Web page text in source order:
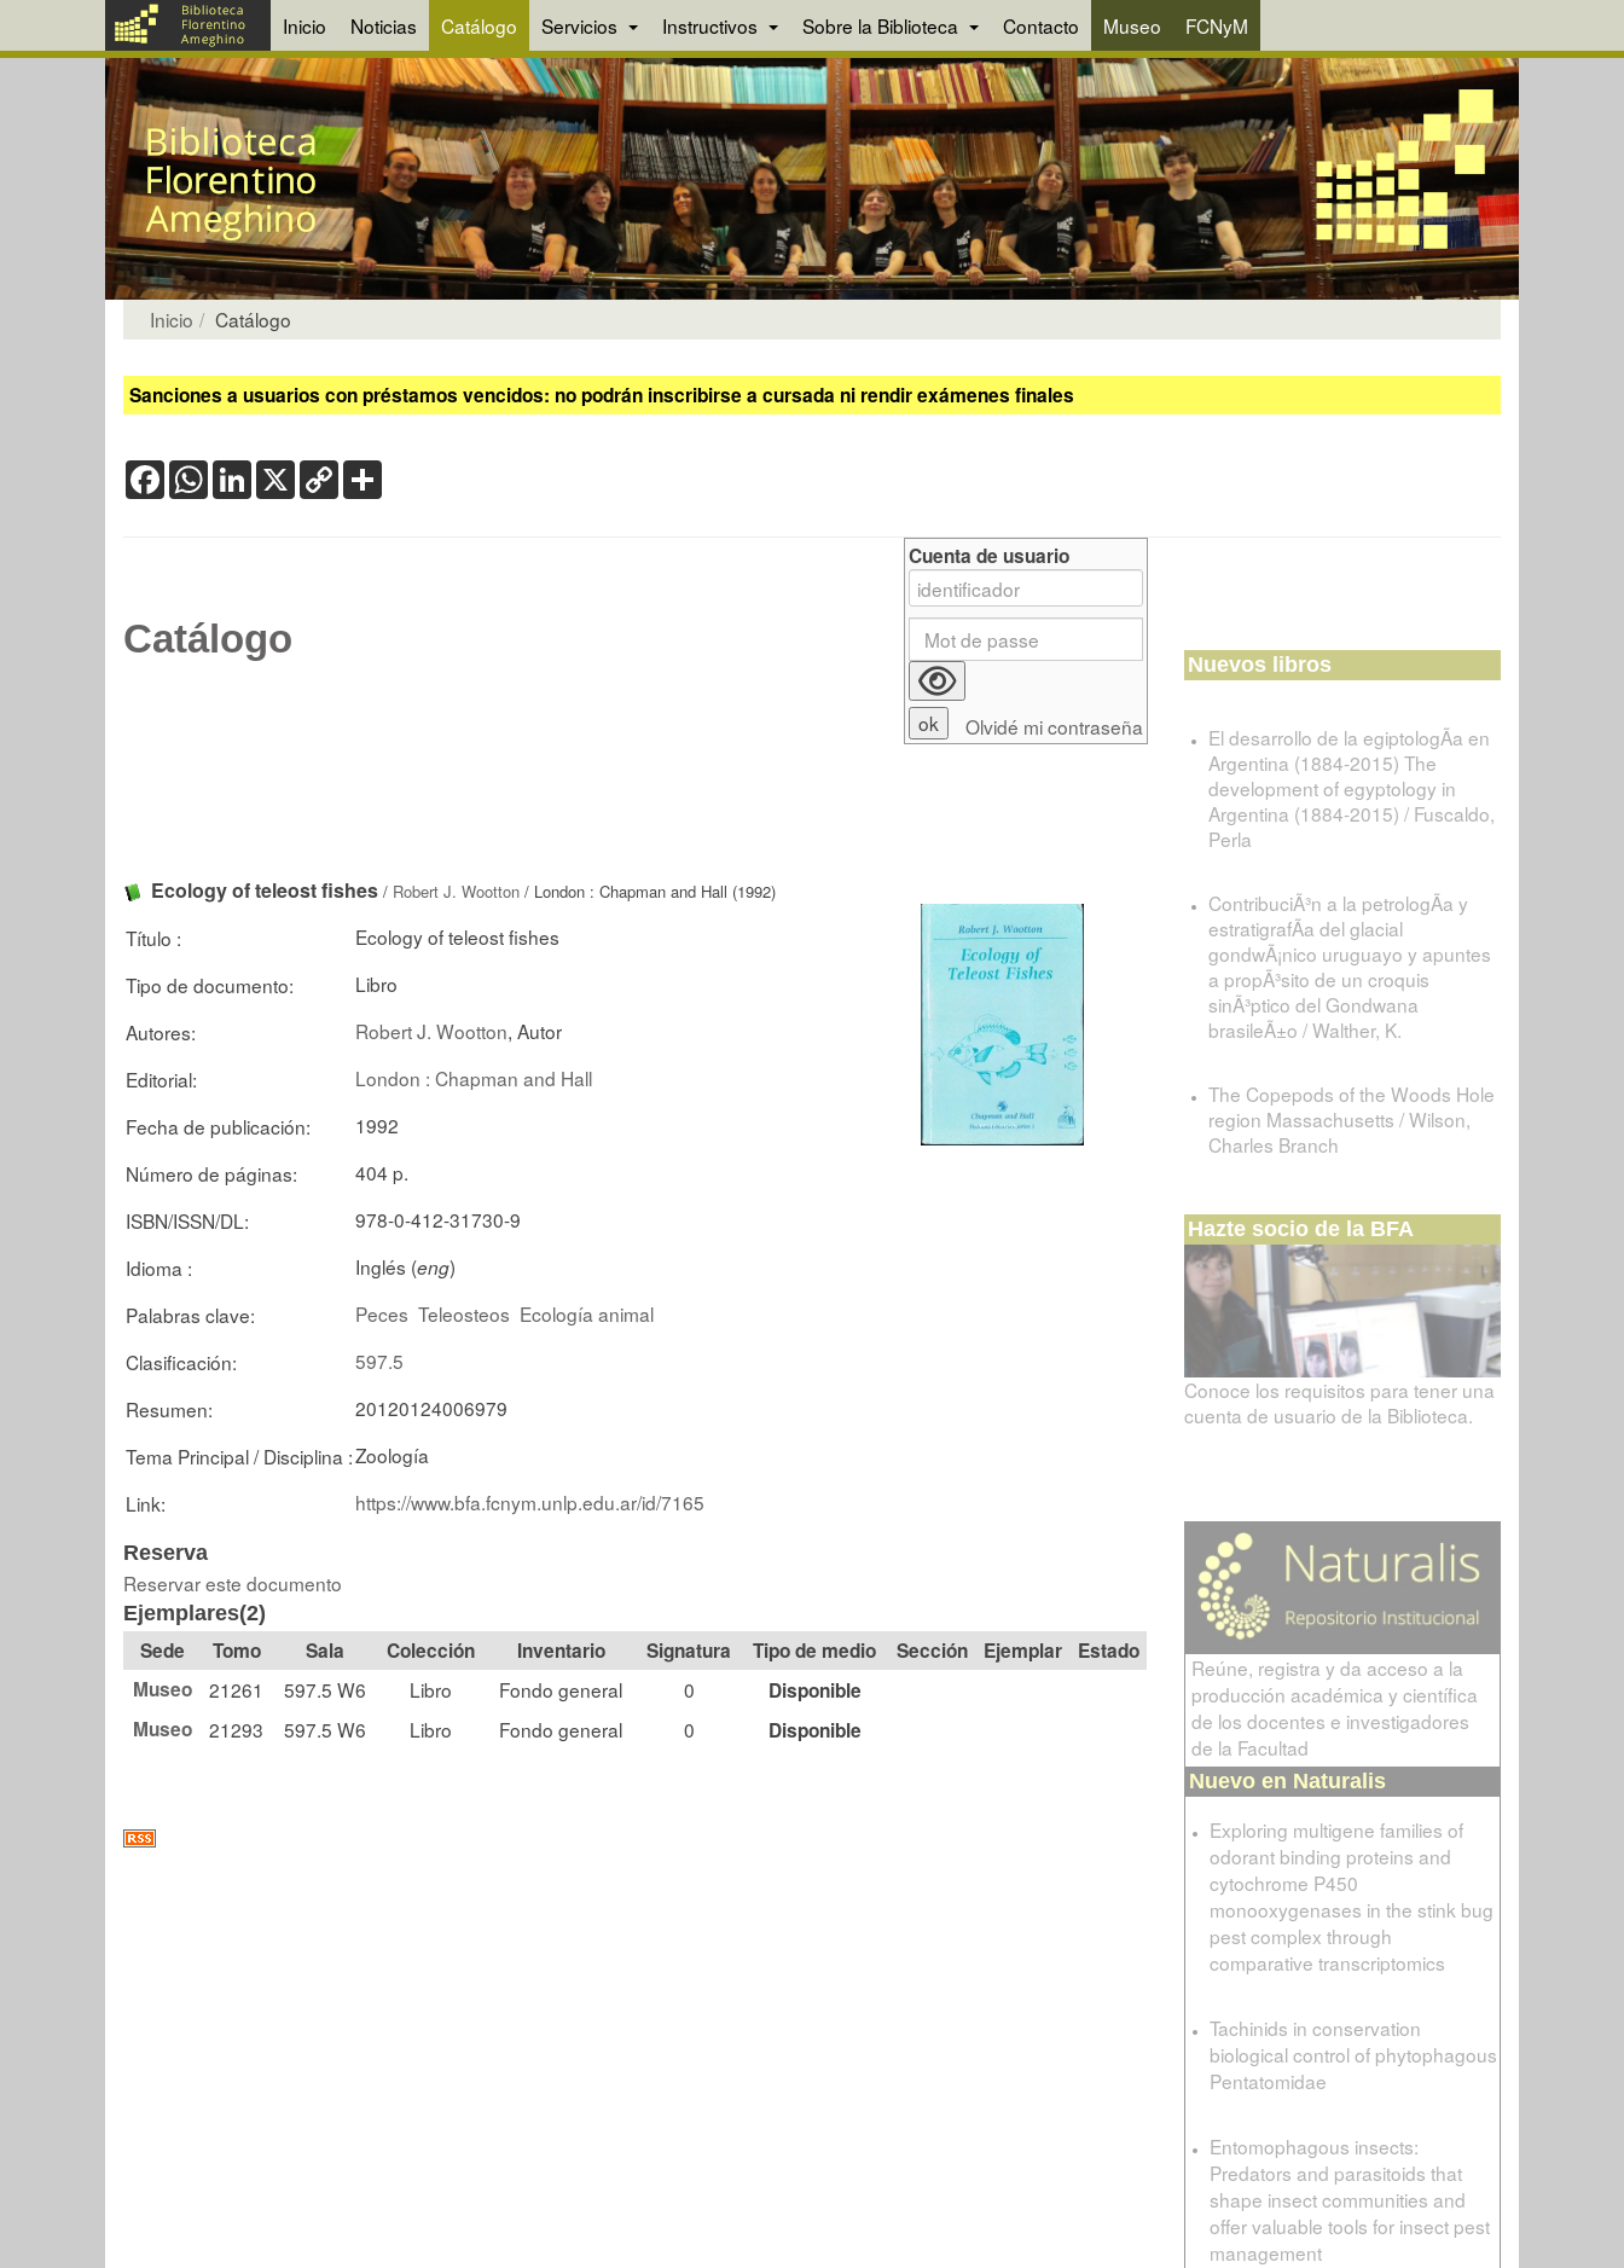
Inicio Noticias Catálogo Servicios Instructivos Sobre la Biblioteca Contacto Museo FCNyM
Inicio Catálogo
Sanciones a usuarios con préstamos vencidos: no podrán inscribirse a cursada ni rendir exámenes finales
FacebookWhatsApp
LinkedIn
X Copy
Link
Catálogo
Ecology of teleost fishes / Robert J. Wootton / London : Chapman and Hall (1992)
Título :
Ecology of teleost fishes
Tipo de documento:
Libro
Autores:
Robert J. Wootton, Autor
Editorial:
London : Chapman and Hall
Fecha de publicación:
1992
Número de páginas:
404 p.
ISBN/ISSN/DL:
978-0-412-31730-9
Idioma :
Inglés (eng)
Palabras clave:
Peces Teleosteos Ecología animal
Clasificación:
597.5
Resumen:
20120124006979
Tema Principal / Disciplina :Zoología
Link:
https://www.bfa.fcnym.unlp.edu.ar/id/7165
Reserva
Reservar este documento
Ejemplares(2)
Tomo Sala Colección Signatura Tipo de medio Sección
Estado
Museo
21261 597.5 W6 Libro Fondo general 0
Disponible
Museo
21293 597.5 W6 Libro Fondo general 0 Disponible
Cuenta de usuario
Olvidé mi contraseña
Nuevos libros
El desarrollo de la egiptologÃ­a en
Argentina (1884-2015) The
development of egyptology in
Argentina (1884-2015) / Fuscaldo,
Perla
ContribuciÃ³n a la petrologÃ­a y
estratigrafÃ­a del glacial
gondwÃ¡nico uruguayo y apuntes
a propÃ³sito de un croquis
sinÃ³ptico del Gondwana
brasileÃ±o / Walther, K.
The Copepods of the Woods Hole
region Massachusetts / Wilson,
Charles Branch
Hazte socio de la BFA
Conoce los requisitos para tener una
cuenta de usuario de la Biblioteca.
Reúne, registra y da acceso a la
producción académica y científica
de los docentes e investigadores
de la Facultad
Nuevo en Naturalis
Exploring multigene families of
odorant binding proteins and
cytochrome P450
monooxygenases in the stink bug
pest complex through
comparative transcriptomics
Tachinids in conservation
biological control of phytophagous
Pentatomidae
Entomophagous insects:
Predators and parasitoids that
shape insect communities and
offer valuable tools for insect pest
management